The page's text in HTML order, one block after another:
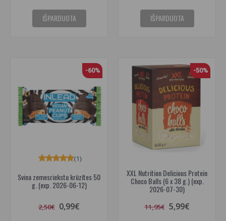
IŠPARDUOTA IŠPARDUOTA
-60%
Svina zemesriekstu krūzītes 50
g. (exp. 2026-06-12)
(1)
2,50€ 0,99€
-50%
XXL Nutrition Delicious Protein
Choco Balls (6 x 38 g.) (exp.
2026-07-30)
11,95€ 5,99€